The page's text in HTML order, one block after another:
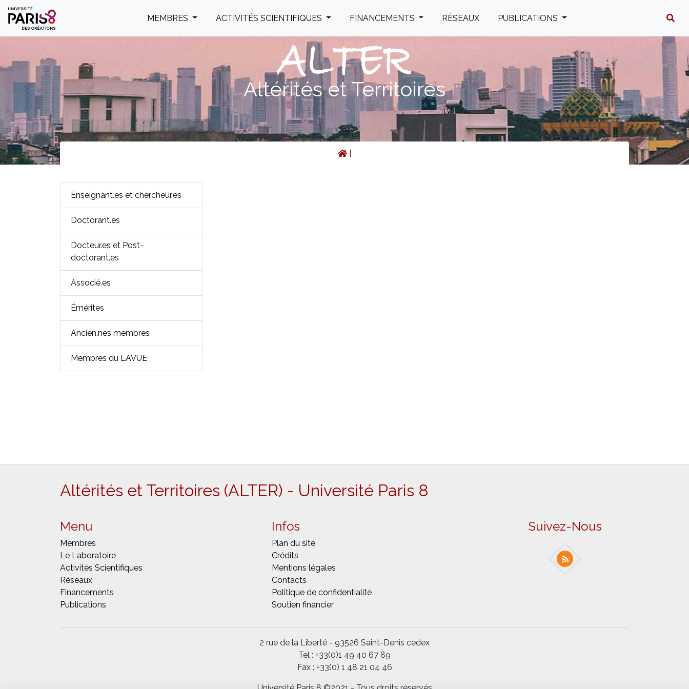
Panneau de gestion des cookies
MEMBRES
ACTIVITÉS SCIENTIFIQUES FINANCEMENTS RÉSEAUX PUBLICATIONS
Altérités et Territoires
Enseignant.es et chercheur.es
Doctorant.es
Docteur.es et Post-
doctorant.es
Associé.es
Émérites
Ancien.nes membres
Membres du LAVUE
Altérités et Territoires (ALTER) - Université Paris 8
Menu
Membres
Le Laboratoire
Activités Scientifiques
Réseaux
Financements
Publications
Infos
Plan du site
Crédits
Mentions légales
Contacts
Politique de confidentialité
Soutien financier
Suivez-Nous
2 rue de la Liberté - 93526 Saint-Denis cedex
Tel : +33(0)1 49 40 67 89
Fax : +33(0) 1 48 21 04 46